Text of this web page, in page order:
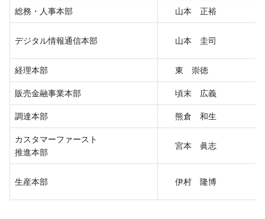
総務・人事本部 山本 正裕
デジタル情報通信本部 山本 圭司
経理本部 東 崇徳
販売金融事業本部 頃末 広義
調達本部 熊倉 和生
カスタマーファースト
推進本部
宮本 眞志
生産本部 伊村 隆博